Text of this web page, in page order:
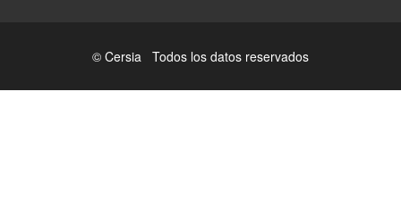
© Cersia Todos los datos reservados